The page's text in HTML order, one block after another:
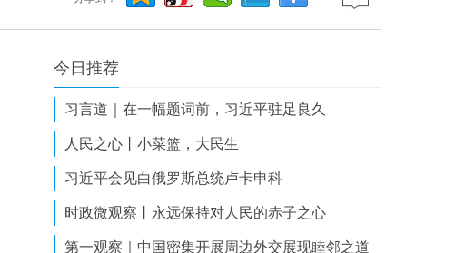
今日推荐
习言道｜在一幅题词前，习近平驻足良久
人民之心丨小菜篮，大民生
习近平会见白俄罗斯总统卢卡申科
时政微观察丨永远保持对人民的赤子之心
第一观察｜中国密集开展周边外交展现睦邻之道